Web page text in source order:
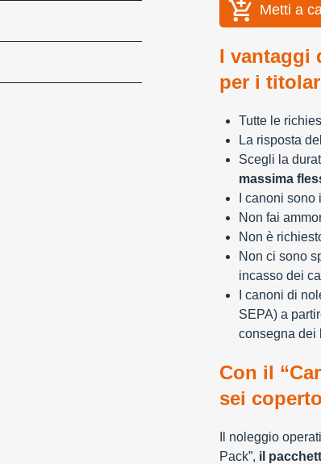
Metti a
I vantaggi
per i
Tutte le
La risposta
Scegli la
massima
I canoni
Non fai
Non è
Non ci sono
incasso dei
I canoni di
SEPA) a
consegna dei
Con il
sei
Il noleggio
Pack”, il